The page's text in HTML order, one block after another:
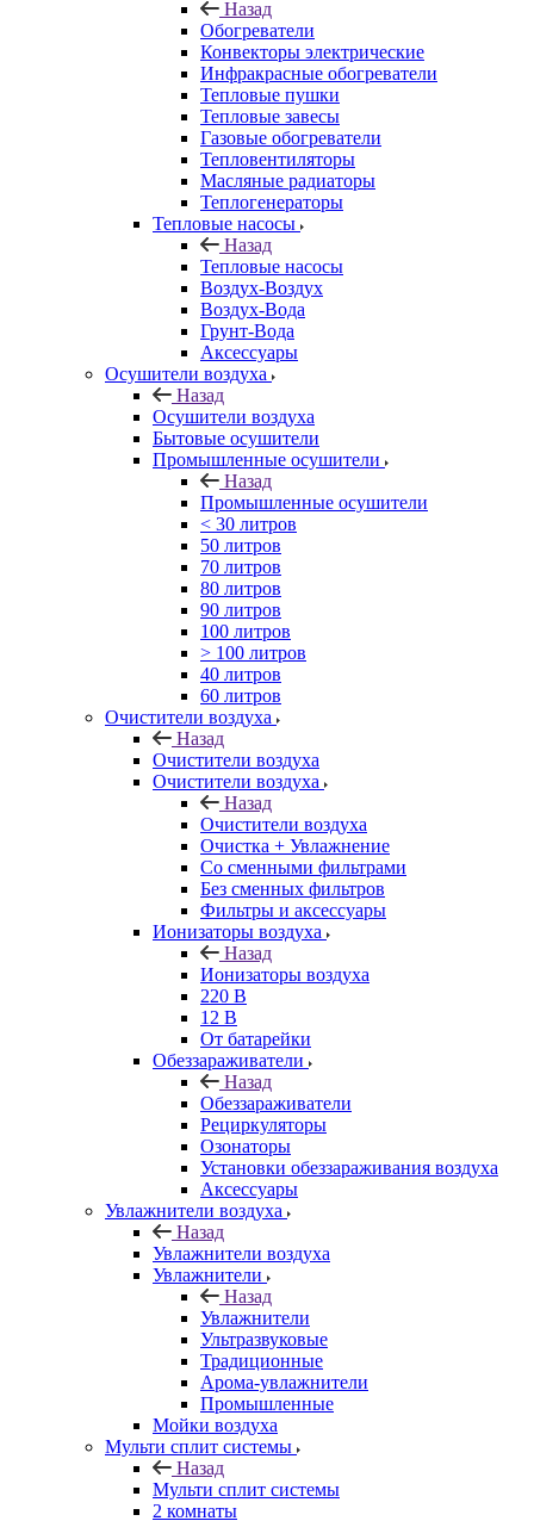
Назад
Обогреватели
Конвекторы электрические
Инфракрасные обогреватели
Тепловые пушки
Тепловые завесы
Газовые обогреватели
Тепловентиляторы
Масляные радиаторы
Теплогенераторы
Тепловые насосы
Назад
Тепловые насосы
Воздух-Воздух
Воздух-Вода
Грунт-Вода
Аксессуары
Осушители воздуха
Назад
Осушители воздуха
Бытовые осушители
Промышленные осушители
Назад
Промышленные осушители
< 30 литров
50 литров
70 литров
80 литров
90 литров
100 литров
> 100 литров
40 литров
60 литров
Очистители воздуха
Назад
Очистители воздуха
Очистители воздуха
Назад
Очистители воздуха
Очистка + Увлажнение
Cо сменными фильтрами
Без сменных фильтров
Фильтры и аксессуары
Ионизаторы воздуха
Назад
Ионизаторы воздуха
220 В
12 В
От батарейки
Обеззараживатели
Назад
Обеззараживатели
Рециркуляторы
Озонаторы
Установки обеззараживания воздуха
Аксессуары
Увлажнители воздуха
Назад
Увлажнители воздуха
Увлажнители
Назад
Увлажнители
Ультразвуковые
Традиционные
Арома-увлажнители
Промышленные
Мойки воздуха
Мульти сплит системы
Назад
Мульти сплит системы
2 комнаты